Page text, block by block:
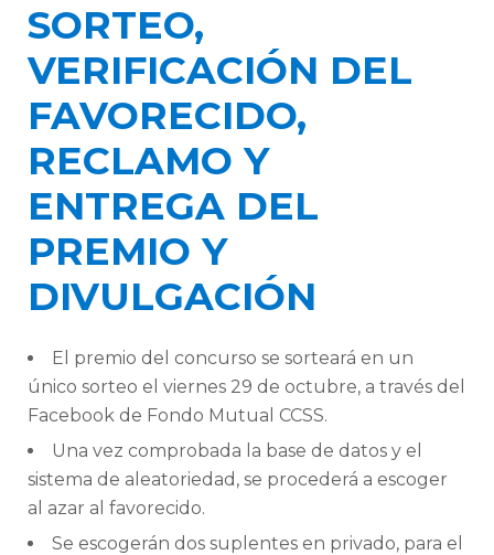
SORTEO,
VERIFICACIÓN DEL
FAVORECIDO,
RECLAMO Y
ENTREGA DEL
PREMIO Y
DIVULGACIÓN
El premio del concurso se sorteará en un
único sorteo el viernes 29 de octubre, a través del
Facebook de Fondo Mutual CCSS.
Una vez comprobada la base de datos y el
sistema de aleatoriedad, se procederá a escoger
al azar al favorecido.
Se escogerán dos suplentes en privado, para el